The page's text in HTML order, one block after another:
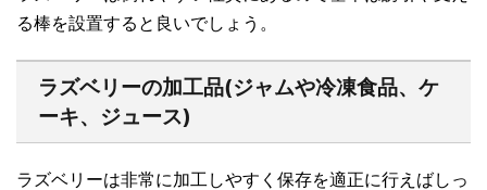
る棒を設置すると良いでしょう。
ラズベリーの加工品(ジャムや冷凍食品、ケ
ーキ、ジュース)
ラズベリーは非常に加工しやすく保存を適正に行えばしっ